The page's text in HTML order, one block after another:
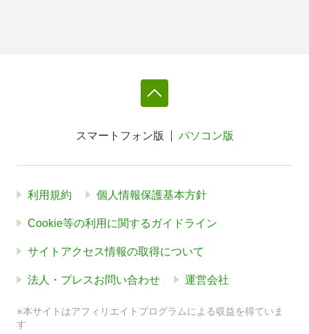
スマートフォン版 パソコン版
利用規約 個人情報保護基本方針
Cookie等の利用に関するガイドライン
サイトアクセス情報の取得について
法人・プレスお問い合わせ 運営会社
※本サイトはアフィリエイトプログラムによる収益を得ていま
す